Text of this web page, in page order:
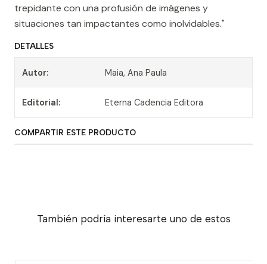
trepidante con una profusión de imágenes y
situaciones tan impactantes como inolvidables."
DETALLES
Autor: Maia, Ana Paula
Editorial: Eterna Cadencia Editora
COMPARTIR ESTE PRODUCTO
También podría interesarte uno de estos